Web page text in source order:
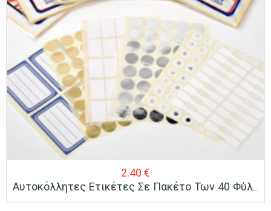
2.40 €
Αυτοκόλλητες Ετικέτες Σε Πακέτο Των 40 Φύλλων